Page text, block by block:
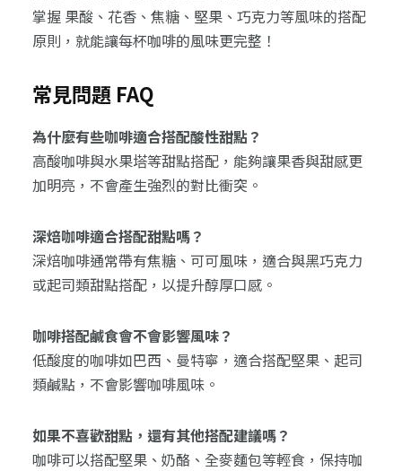
掌握 果酸、花香、焦糖、堅果、巧克力等風味的搭配
原則，就能讓每杯咖啡的風味更完整！
常見問題 FAQ
為什麼有些咖啡適合搭配酸性甜點？
高酸咖啡與水果塔等甜點搭配，能夠讓果香與甜感更
加明亮，不會產生強烈的對比衝突。
深焙咖啡適合搭配甜點嗎？
深焙咖啡通常帶有焦糖、可可風味，適合與黑巧克力
或起司類甜點搭配，以提升醇厚口感。
咖啡搭配鹹食會不會影響風味？
低酸度的咖啡如巴西、曼特寧，適合搭配堅果、起司
類鹹點，不會影響咖啡風味。
如果不喜歡甜點，還有其他搭配建議嗎？
咖啡可以搭配堅果、奶酪、全麥麵包等輕食，保持咖